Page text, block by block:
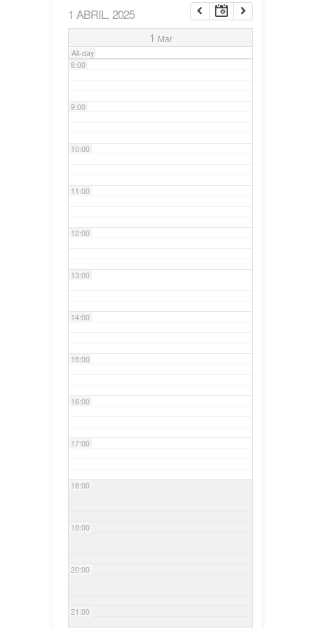
1 ABRIL, 2025
1 Mar
All-day
7:00
8:00
9:00
10:00
11:00
12:00
13:00
14:00
15:00
16:00
17:00
18:00
19:00
20:00
21:00